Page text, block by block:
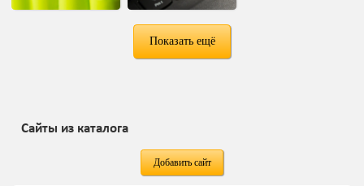
Показать ещё
Сайты из каталога
Добавить сайт